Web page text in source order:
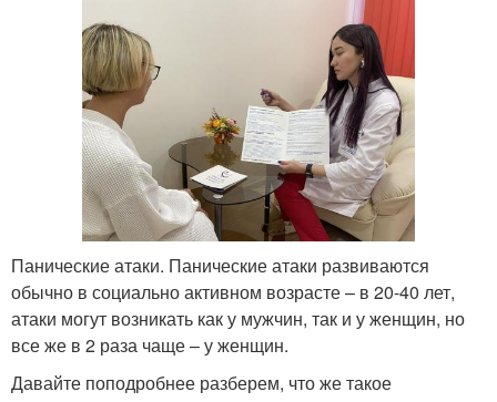
Панические атаки. Панические атаки развиваются
обычно в социально активном возрасте – в 20-40 лет,
атаки могут возникать как у мужчин, так и у женщин, но
все же в 2 раза чаще – у женщин.
Давайте поподробнее разберем, что же такое